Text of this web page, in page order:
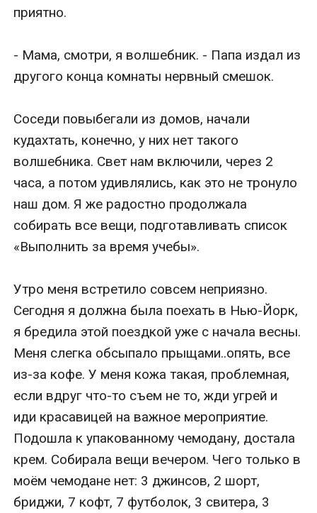
приятно.
- Мама, смотри, я волшебник. - Папа издал из
другого конца комнаты нервный смешок.
Соседи повыбегали из домов, начали
кудахтать, конечно, у них нет такого
волшебника. Свет нам включили, через 2
часа, а потом удивлялись, как это не тронуло
наш дом. Я же радостно продолжала
собирать все вещи, подготавливать список
«Выполнить за время учебы».
Утро меня встретило совсем неприязно.
Сегодня я должна была поехать в Нью-Йорк,
я бредила этой поездкой уже с начала весны.
Меня слегка обсыпало прыщами..опять, все
из-за кофе. У меня кожа такая, проблемная,
если вдруг что-то съем не то, жди угрей и
иди красавицей на важное мероприятие.
Подошла к упакованному чемодану, достала
крем. Собирала вещи вечером. Чего только в
моём чемодане нет: 3 джинсов, 2 шорт,
бриджи, 7 кофт, 7 футболок, 3 свитера, 3